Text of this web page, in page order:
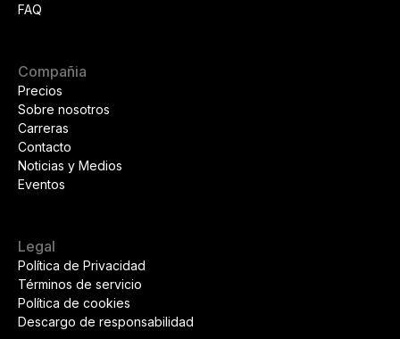
FAQ
Compañia
Precios
Sobre nosotros
Carreras
Contacto
Noticias y Medios
Eventos
Legal
Política de Privacidad
Términos de servicio
Política de cookies
Descargo de responsabilidad